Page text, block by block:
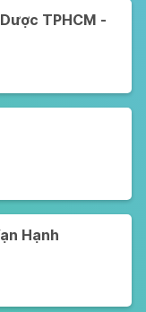
TPHCM -
Hạnh